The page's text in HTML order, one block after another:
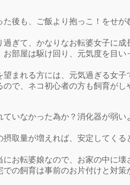
後も、ご飯より抱っこ！をせが
ぎて、かなりなお転婆女子に成
お部屋は駆け回り、元気度を目い
まれる方には、元気過ぎる女子
ので、ネコ初心者の方も飼育がし
ていなかった為か？消化器が弱い
取量が増えれば、安定してくる
お転婆娘なので、お家の中に壊
での飼育は事前のお片付けと対策